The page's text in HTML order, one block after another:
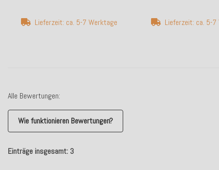
Alle Bewertungen:
Wie funktionieren Bewertungen?
Einträge insgesamt: 3
Lieferzeit: ca. 5-7 Werktage Lieferzeit: ca. 5-7